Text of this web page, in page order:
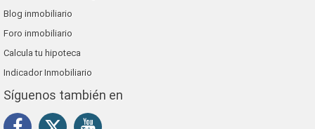
Blog inmobiliario
Foro inmobiliario
Calcula tu hipoteca
Indicador Inmobiliario
Síguenos también en